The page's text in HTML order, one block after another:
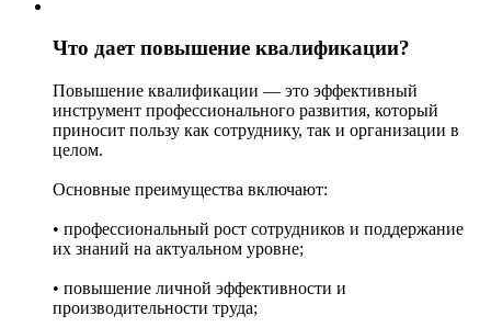
Что дает повышение квалификации?
Повышение квалификации — это эффективный
инструмент профессионального развития, который
приносит пользу как сотруднику, так и организации в
целом.
Основные преимущества включают:
• профессиональный рост сотрудников и поддержание
их знаний на актуальном уровне;
• повышение личной эффективности и
производительности труда;